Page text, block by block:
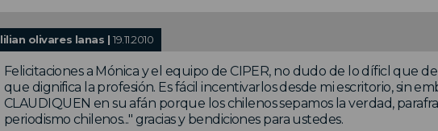
lilian olivares lanas | 19.11.2010
Felicitaciones a Mónica y el equipo de CIPER, no dudo de lo díficl que
que dignifica la profesión. Es fácil incentivarlos desde mi escritorio, sin
CLAUDIQUEN en su afán porque los chilenos sepamos la verdad,
periodismo chilenos..." gracias y bendiciones para ustedes.